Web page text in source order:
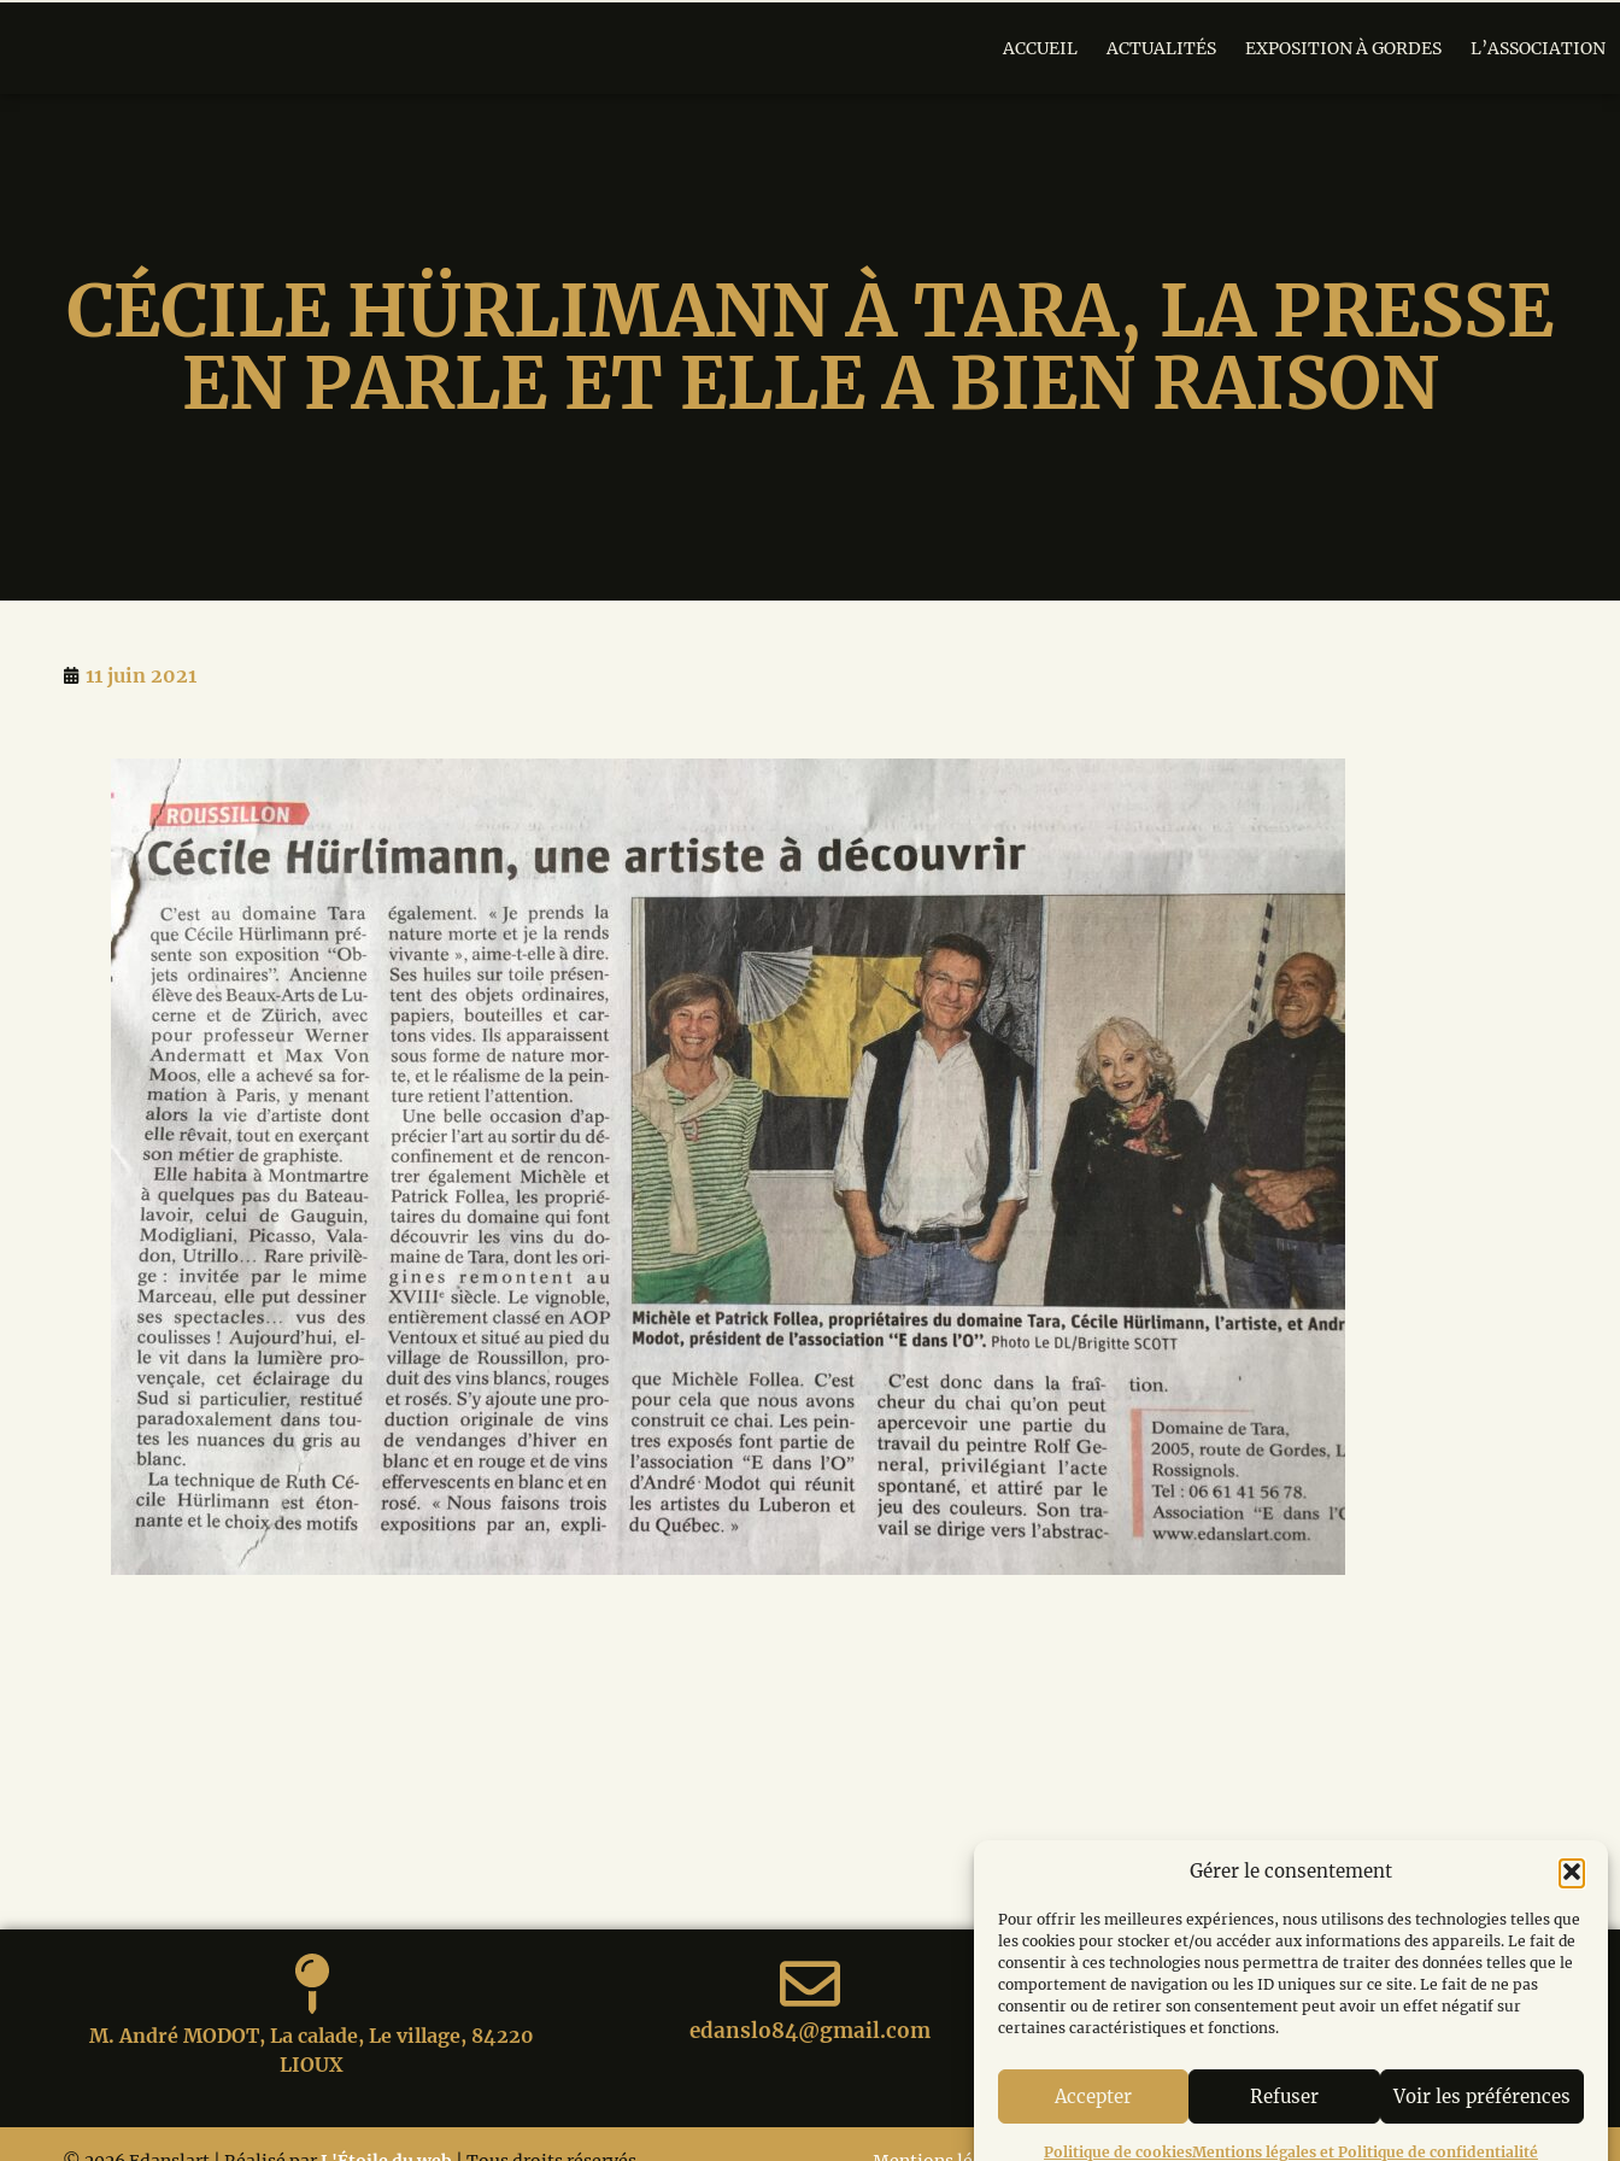
Gérer le consentement
Pour offrir les meilleures expériences, nous utilisons des technologies telles que
les cookies pour stocker et/ou accéder aux informations des appareils. Le fait de
consentir à ces technologies nous permettra de traiter des données telles que le
comportement de navigation ou les ID uniques sur ce site. Le fait de ne pas
consentir ou de retirer son consentement peut avoir un effet négatif sur
certaines caractéristiques et fonctions.
Accepter Refuser Voir les préférences
Politique de cookiesMentions légales et Politique de confidentialité
ACCUEIL ACTUALITÉS EXPOSITION À GORDES L’ASSOCIATION
CÉCILE HÜRLIMANN À TARA, LA PRESSE
EN PARLE ET ELLE A BIEN RAISON
11 juin 2021
M. André MODOT, La calade, Le village, 84220
LIOUX
edanslo84@gmail.com 06.61.41.56.78